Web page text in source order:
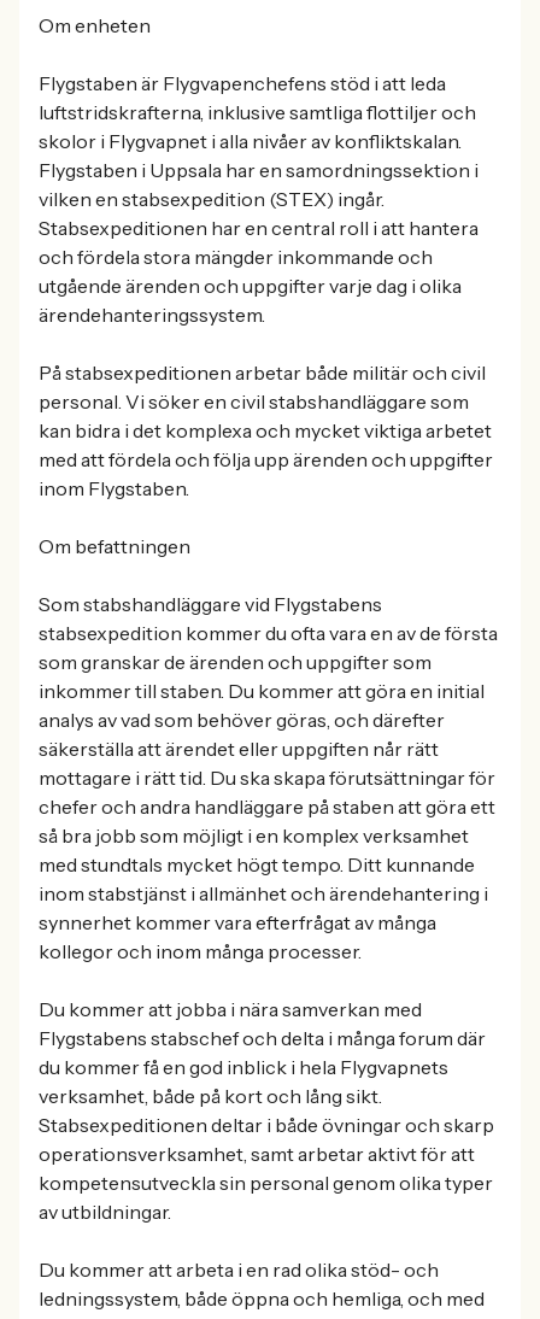
Om enheten
Flygstaben är Flygvapenchefens stöd i att leda
luftstridskrafterna, inklusive samtliga flottiljer och
skolor i Flygvapnet i alla nivåer av konfliktskalan.
Flygstaben i Uppsala har en samordningssektion i
vilken en stabsexpedition (STEX) ingår.
Stabsexpeditionen har en central roll i att hantera
och fördela stora mängder inkommande och
utgående ärenden och uppgifter varje dag i olika
ärendehanteringssystem.
På stabsexpeditionen arbetar både militär och civil
personal. Vi söker en civil stabshandläggare som
kan bidra i det komplexa och mycket viktiga arbetet
med att fördela och följa upp ärenden och uppgifter
inom Flygstaben.
Om befattningen
Som stabshandläggare vid Flygstabens
stabsexpedition kommer du ofta vara en av de första
som granskar de ärenden och uppgifter som
inkommer till staben. Du kommer att göra en initial
analys av vad som behöver göras, och därefter
säkerställa att ärendet eller uppgiften når rätt
mottagare i rätt tid. Du ska skapa förutsättningar för
chefer och andra handläggare på staben att göra ett
så bra jobb som möjligt i en komplex verksamhet
med stundtals mycket högt tempo. Ditt kunnande
inom stabstjänst i allmänhet och ärendehantering i
synnerhet kommer vara efterfrågat av många
kollegor och inom många processer.
Du kommer att jobba i nära samverkan med
Flygstabens stabschef och delta i många forum där
du kommer få en god inblick i hela Flygvapnets
verksamhet, både på kort och lång sikt.
Stabsexpeditionen deltar i både övningar och skarp
operationsverksamhet, samt arbetar aktivt för att
kompetensutveckla sin personal genom olika typer
av utbildningar.
Du kommer att arbeta i en rad olika stöd- och
ledningssystem, både öppna och hemliga, och med